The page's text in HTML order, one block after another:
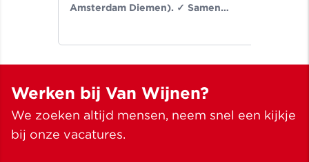
Amsterdam Diemen). ✓ Samen
Werken bij Van Wijnen?
We zoeken altijd mensen, neem snel een kijkje
bij onze vacatures.